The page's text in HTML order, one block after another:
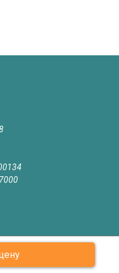
не является публичной